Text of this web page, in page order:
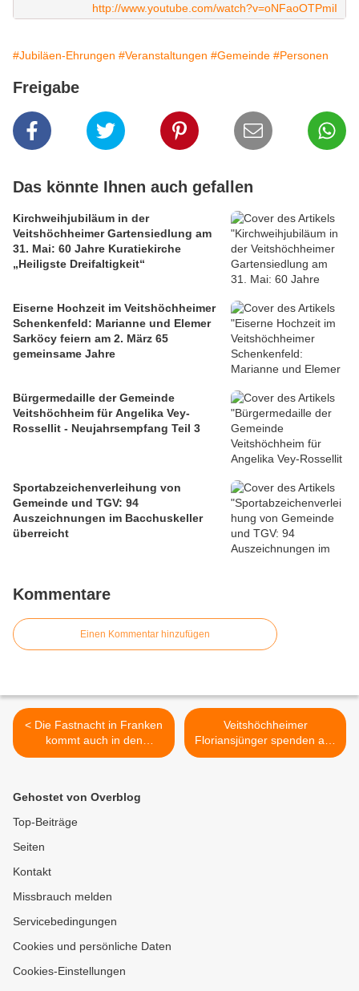
http://www.youtube.com/watch?v=oNFaoOTPmiI
#Jubiläen-Ehrungen #Veranstaltungen #Gemeinde #Personen
Freigabe
Das könnte Ihnen auch gefallen
Kirchweihjubiläum in der
Veitshöchheimer Gartensiedlung am
31. Mai: 60 Jahre Kuratiekirche
„Heiligste Dreifaltigkeit“
Eiserne Hochzeit im Veitshöchheimer
Schenkenfeld: Marianne und Elemer
Sarköcy feiern am 2. März 65
gemeinsame Jahre
Bürgermedaille der Gemeinde
Veitshöchheim für Angelika Vey-
Rossellit - Neujahrsempfang Teil 3
Sportabzeichenverleihung von
Gemeinde und TGV: 94
Auszeichnungen im Bacchuskeller
überreicht
Kommentare
Einen Kommentar hinzufügen
< Die Fastnacht in Franken
kommt auch in den
nächsten fünf Jahren aus
unterzeichneten Vertrag
Veitshöchheimer
Floriansjünger spenden aus
dem Verkauf von
Gehostet von Overblog
Top-Beiträge
Seiten
Kontakt
Missbrauch melden
Servicebedingungen
Cookies und persönliche Daten
Cookies-Einstellungen